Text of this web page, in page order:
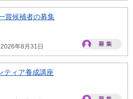
賞候補者の募集
年8月31日
ティア養成講座